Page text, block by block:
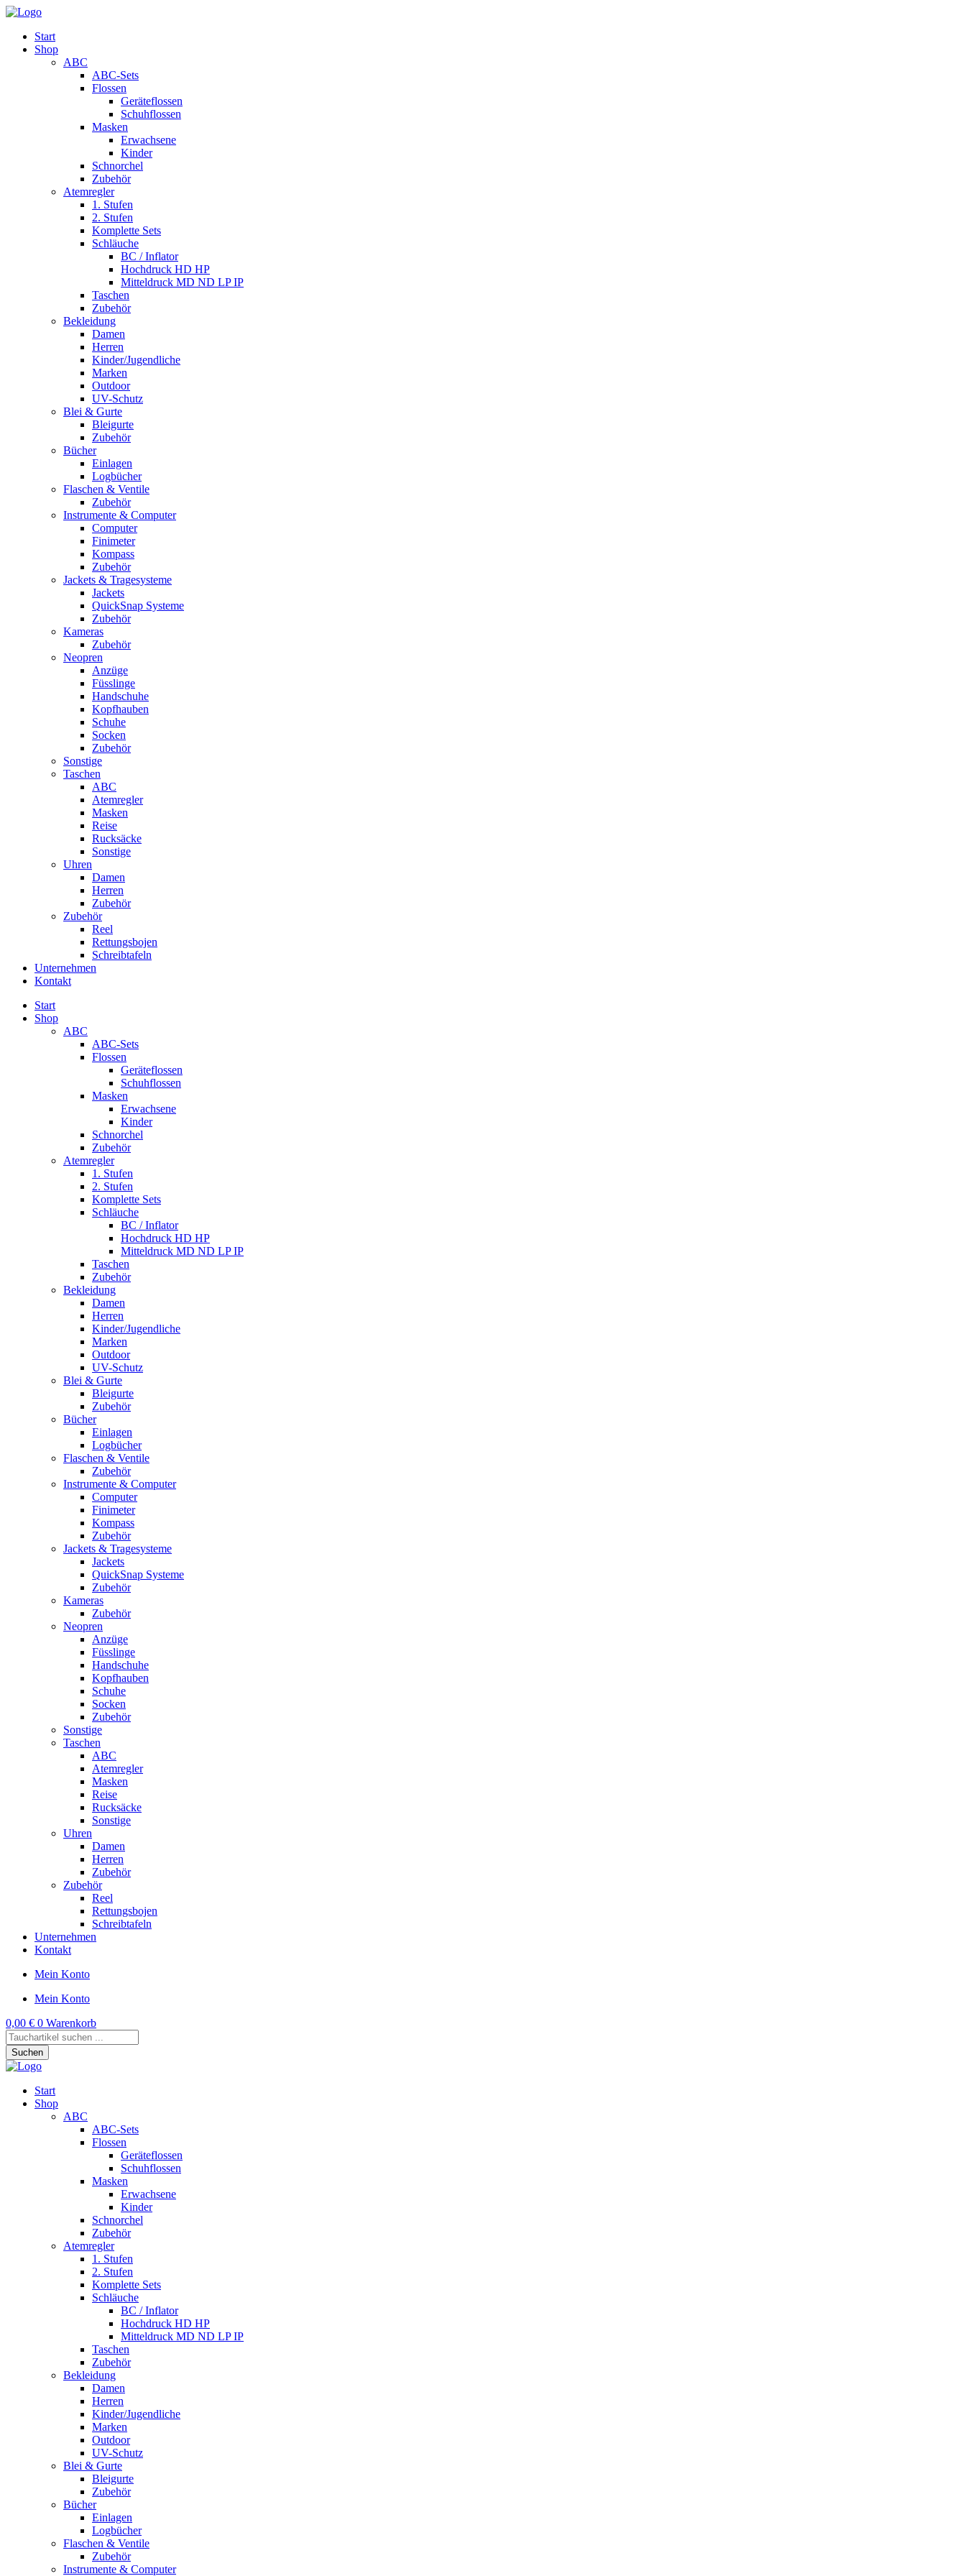
Start
Shop
ABC
ABC-Sets
Flossen
Geräteflossen
Schuhflossen
Masken
Erwachsene
Kinder
Schnorchel
Zubehör
Atemregler
1. Stufen
2. Stufen
Komplette Sets
Schläuche
BC / Inflator
Hochdruck HD HP
Mitteldruck MD ND LP IP
Taschen
Zubehör
Bekleidung
Damen
Herren
Kinder/Jugendliche
Marken
Outdoor
UV-Schutz
Blei & Gurte
Bleigurte
Zubehör
Bücher
Einlagen
Logbücher
Flaschen & Ventile
Zubehör
Instrumente & Computer
Computer
Finimeter
Kompass
Zubehör
Jackets & Tragesysteme
Jackets
QuickSnap Systeme
Zubehör
Kameras
Zubehör
Neopren
Anzüge
Füsslinge
Handschuhe
Kopfhauben
Schuhe
Socken
Zubehör
Sonstige
Taschen
ABC
Atemregler
Masken
Reise
Rucksäcke
Sonstige
Uhren
Damen
Herren
Zubehör
Zubehör
Reel
Rettungsbojen
Schreibtafeln
Unternehmen
Kontakt
Start
Shop
ABC
ABC-Sets
Flossen
Geräteflossen
Schuhflossen
Masken
Erwachsene
Kinder
Schnorchel
Zubehör
Atemregler
1. Stufen
2. Stufen
Komplette Sets
Schläuche
BC / Inflator
Hochdruck HD HP
Mitteldruck MD ND LP IP
Taschen
Zubehör
Bekleidung
Damen
Herren
Kinder/Jugendliche
Marken
Outdoor
UV-Schutz
Blei & Gurte
Bleigurte
Zubehör
Bücher
Einlagen
Logbücher
Flaschen & Ventile
Zubehör
Instrumente & Computer
Computer
Finimeter
Kompass
Zubehör
Jackets & Tragesysteme
Jackets
QuickSnap Systeme
Zubehör
Kameras
Zubehör
Neopren
Anzüge
Füsslinge
Handschuhe
Kopfhauben
Schuhe
Socken
Zubehör
Sonstige
Taschen
ABC
Atemregler
Masken
Reise
Rucksäcke
Sonstige
Uhren
Damen
Herren
Zubehör
Zubehör
Reel
Rettungsbojen
Schreibtafeln
Unternehmen
Kontakt
Mein Konto
Mein Konto
0,00 € 0 Warenkorb
Products
search
Suchen
Start
Shop
ABC
ABC-Sets
Flossen
Geräteflossen
Schuhflossen
Masken
Erwachsene
Kinder
Schnorchel
Zubehör
Atemregler
1. Stufen
2. Stufen
Komplette Sets
Schläuche
BC / Inflator
Hochdruck HD HP
Mitteldruck MD ND LP IP
Taschen
Zubehör
Bekleidung
Damen
Herren
Kinder/Jugendliche
Marken
Outdoor
UV-Schutz
Blei & Gurte
Bleigurte
Zubehör
Bücher
Einlagen
Logbücher
Flaschen & Ventile
Zubehör
Instrumente & Computer